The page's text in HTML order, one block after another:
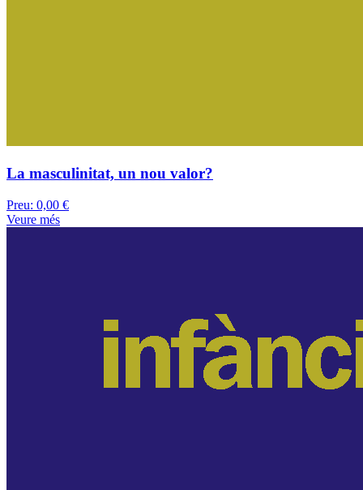
La masculinitat, un nou valor?
Preu: 0,00 €
Veure més